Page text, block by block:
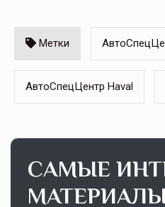
Метки
АвтоСпецЦентр Haval
САМЫЕ